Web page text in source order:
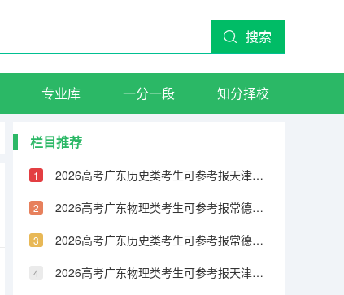
搜索
专业库 一分一段 知分择校
栏目推荐
2026高考广东历史类考生可参考报天津城市建设管理职业技术学院的专业汇总
2026高考广东物理类考生可参考报常德职业技术学院的专业汇总
2026高考广东历史类考生可参考报常德职业技术学院的专业汇总
2026高考广东物理类考生可参考报天津铁道职业技术学院的专业汇总